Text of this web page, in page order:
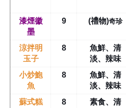
漆煙徽
墨
9 (禮物)奇珍
涼拌明
玉子
8
魚鮮、清
淡、辣味
小炒鮑
魚
8
魚鮮、清
淡、辣味
蘇式糕
8
素食、清